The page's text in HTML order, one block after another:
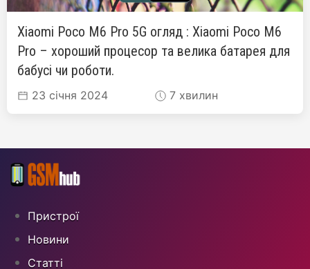
Xiaomi Poco M6 Pro 5G огляд : Xiaomi Poco M6
Pro – хороший процесор та велика батарея для
бабусі чи роботи.
23 січня 2024 7 хвилин
Пристрої
Новини
Статті